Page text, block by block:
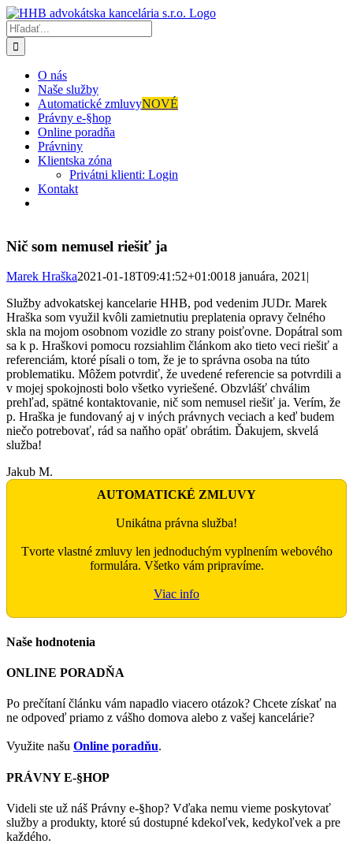
Skip
to
content
Hľadať:
O nás
Naše služby
Automatické zmluvyNOVÉ
Právny e-§hop
Online poradňa
Právniny
Klientska zóna
Privátni klienti: Login
Kontakt
Nič som nemusel riešiť ja
Marek Hraška2021-01-18T09:41:52+01:0018 januára, 2021|
Služby advokatskej kancelarie HHB, pod vedenim JUDr. Marek
Hraška som využil kvôli zamietnutiu preplatenia opravy čelného
skla na mojom osobnom vozidle zo strany poisťovne. Dopátral som
sa k p. Hraškovi pomocu rozsiahlim článkom ako tieto veci riešiť a
referenciám, ktoré písali o tom, že je to správna osoba na túto
problematiku. Môžem potvrdiť, že uvedené referencie sa potvrdili a
v mojej spokojnosti bolo všetko vyriešené. Obzvlášť chválim
prehľad, spätné kontaktovanie, nič som nemusel riešiť ja. Verím, že
p. Hraška je fundovaný aj v iných právnych veciach a keď budem
niečo potrebovať, rád sa naňho opäť obrátim. Ďakujem, skvelá
služba!
Jakub M.
AUTOMATICKÉ ZMLUVY
Unikátna právna služba!
Tvorte vlastné zmluvy len jednoduchým vyplnením webového
formulára. Všetko vám pripravíme.
Viac info
Naše hodnotenia
ONLINE PORADŇA
Po prečítaní článku vám napadlo viacero otázok? Chcete získať na
ne odpoveď priamo z vášho domova alebo z vašej kancelárie?
Využite našu Online poradňu.
PRÁVNY E-§HOP
Videli ste už náš Právny e-§hop? Vďaka nemu vieme poskytovať
služby a produkty, ktoré sú dostupné kdekoľvek, kedykoľvek a pre
každého.